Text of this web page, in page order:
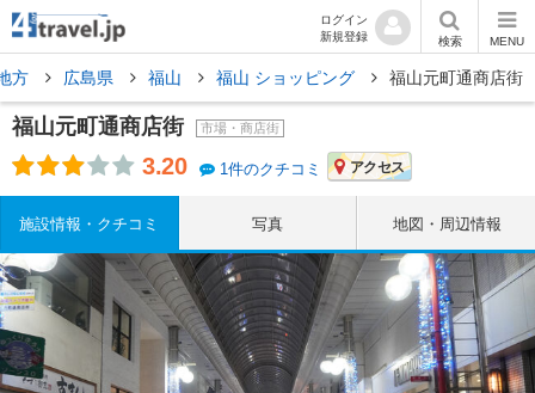
ログイン
新規登録
検索 MENU
方 広島県 福山 福山 ショッピング 福山元町通商店街
福山元町通商店街 市場・商店街
3.20 1件のクチコミ アクセス
施設情報・クチコミ 写真 地図・周辺情報